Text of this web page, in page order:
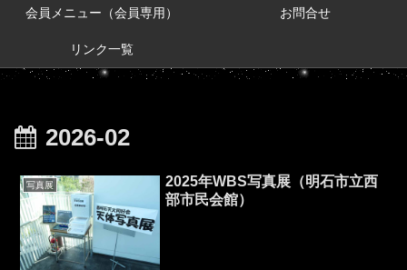
会員メニュー（会員専用） お問合せ
リンク一覧
2026-02
写真展
2025年WBS写真展（明石市立西
部市民会館）